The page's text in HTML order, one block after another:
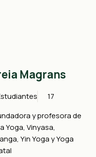
Magrans
17
y profesora de
Yoga, Vinyasa,
Yin Yoga y Yoga